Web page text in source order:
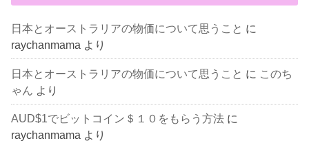
日本とオーストラリアの物価について思うこと に
raychanmama より
日本とオーストラリアの物価について思うこと に このち
ゃん
より
AUD$1でビットコイン＄１０をもらう方法 に
raychanmama より